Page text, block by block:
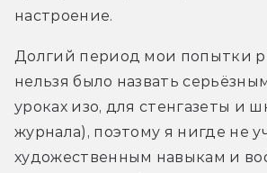
настроение.
Долгий период мои попытки
нельзя было назвать
уроках изо, для стенгазеты и
журнала), поэтому я нигде не
художественным навыкам и